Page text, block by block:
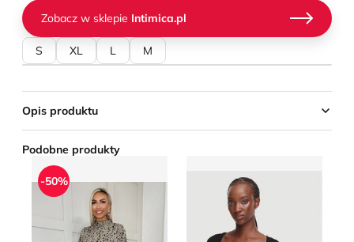
Zobacz w sklepie Intimica.pl
S XL L M
Opis produktu
Podobne produkty
Bluzka damska jesienna AX Paris
-50%